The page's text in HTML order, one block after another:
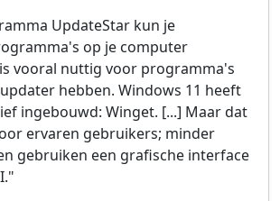
UpdateStar kun je
op je computer
vooral nuttig voor programma's
hebben. Windows 11 heeft
ingebouwd: Winget. [...] Maar dat
ervaren gebruikers; minder
gebruiken een grafische interface